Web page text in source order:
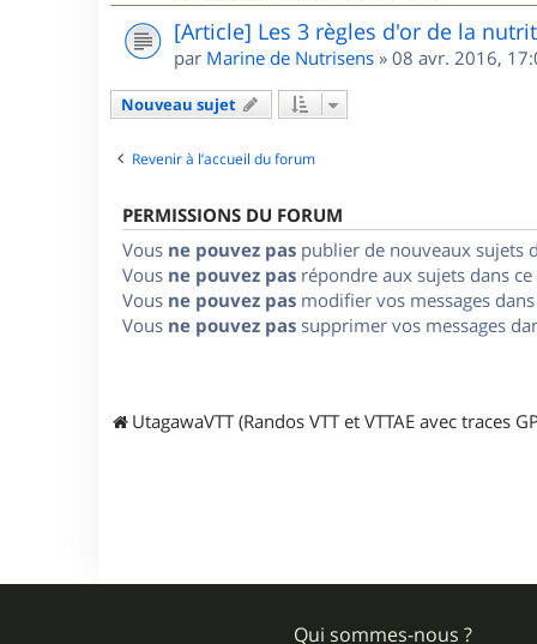
[Article] Les 3 règles d'or de la
par Marine de Nutrisens » 08 avr. 2016,
Nouveau sujet
Revenir à l’accueil du forum
PERMISSIONS DU FORUM
Vous ne pouvez pas publier de nouveaux sujets
Vous ne pouvez pas répondre aux sujets dans
Vous ne pouvez pas modifier vos messages
Vous ne pouvez pas supprimer vos messages
UtagawaVTT (Randos VTT et VTTAE avec traces
Qui sommes-nous ?